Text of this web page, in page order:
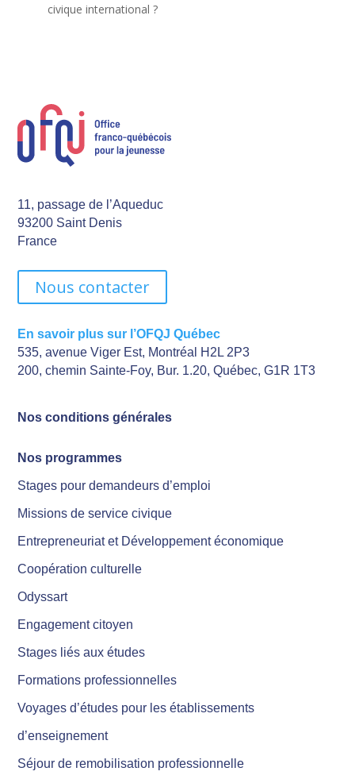
civique international ?
11, passage de l’Aqueduc
93200 Saint Denis
France
Nous contacter
En savoir plus sur l’OFQJ Québec
535, avenue Viger Est, Montréal H2L 2P3
200, chemin Sainte-Foy, Bur. 1.20, Québec, G1R 1T3
Nos conditions générales
Nos programmes
Stages pour demandeurs d’emploi
Missions de service civique
Entrepreneuriat et Développement économique
Coopération culturelle
Odyssart
Engagement citoyen
Stages liés aux études
Formations professionnelles
Voyages d’études pour les établissements
d’enseignement
Séjour de remobilisation professionnelle